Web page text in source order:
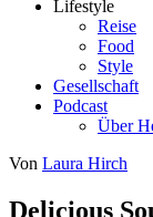
Lifestyle
Reise
Food
Style
Gesellschaft
Podcast
Über
Von Laura Hirch
Delicious